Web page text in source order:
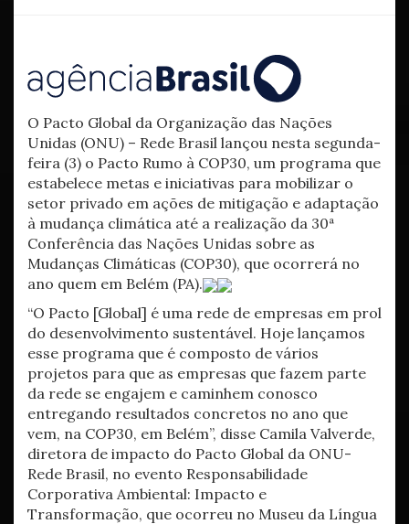
O Pacto Global da Organização das Nações
Unidas (ONU) – Rede Brasil lançou nesta segunda-
feira (3) o Pacto Rumo à COP30, um programa que
estabelece metas e iniciativas para mobilizar o
setor privado em ações de mitigação e adaptação
à mudança climática até a realização da 30ª
Conferência das Nações Unidas sobre as
Mudanças Climáticas (COP30), que ocorrerá no
ano quem em Belém (PA).
“O Pacto [Global] é uma rede de empresas em prol
do desenvolvimento sustentável. Hoje lançamos
esse programa que é composto de vários
projetos para que as empresas que fazem parte
da rede se engajem e caminhem conosco
entregando resultados concretos no ano que
vem, na COP30, em Belém”, disse Camila Valverde,
diretora de impacto do Pacto Global da ONU-
Rede Brasil, no evento Responsabilidade
Corporativa Ambiental: Impacto e
Transformação, que ocorreu no Museu da Língua